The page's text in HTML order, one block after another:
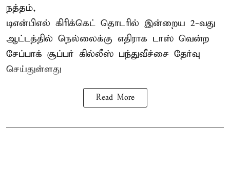
நத்தம்,
டிஎன்பிஎல் கிரிக்கெட் தொடரில் இன்றைய 2-வது
ஆட்டத்தில் நெல்லைக்கு எதிராக டாஸ் வென்ற
சேப்பாக் சூப்பர் கில்லீஸ் பந்துவீச்சை தேர்வு
செய்துள்ளது
Read More